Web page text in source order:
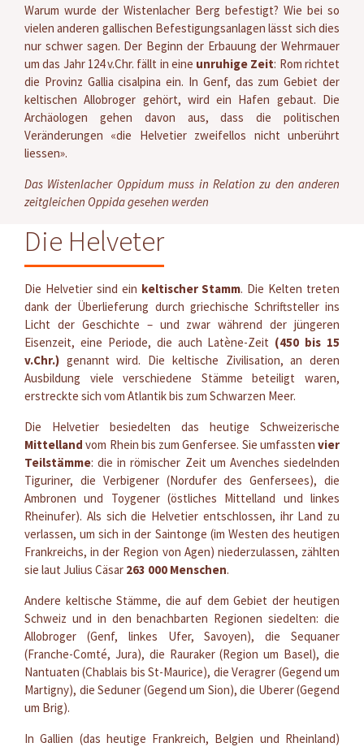
Warum wurde der Wistenlacher Berg befestigt? Wie bei so
vielen anderen gallischen Befestigungsanlagen lässt sich dies
nur schwer sagen. Der Beginn der Erbauung der Wehrmauer
um das Jahr 124 v.Chr. fällt in eine unruhige Zeit: Rom richtet
die Provinz Gallia cisalpina ein. In Genf, das zum Gebiet der
keltischen Allobroger gehört, wird ein Hafen gebaut. Die
Archäologen gehen davon aus, dass die politischen
Veränderungen «die Helvetier zweifellos nicht unberührt
liessen».
Das Wistenlacher Oppidum muss in Relation zu den anderen
zeitgleichen Oppida gesehen werden
Die Helveter
Die Helvetier sind ein keltischer Stamm. Die Kelten treten
dank der Überlieferung durch griechische Schriftsteller ins
Licht der Geschichte – und zwar während der jüngeren
Eisenzeit, eine Periode, die auch Latène-Zeit (450 bis 15
v.Chr.) genannt wird. Die keltische Zivilisation, an deren
Ausbildung viele verschiedene Stämme beteiligt waren,
erstreckte sich vom Atlantik bis zum Schwarzen Meer.
Die Helvetier besiedelten das heutige Schweizerische
Mittelland vom Rhein bis zum Genfersee. Sie umfassten vier
Teilstämme: die in römischer Zeit um Avenches siedelnden
Tiguriner, die Verbigener (Nordufer des Genfersees), die
Ambronen und Toygener (östliches Mittelland und linkes
Rheinufer). Als sich die Helvetier entschlossen, ihr Land zu
verlassen, um sich in der Saintonge (im Westen des heutigen
Frankreichs, in der Region von Agen) niederzulassen, zählten
sie laut Julius Cäsar 263 000 Menschen.
Andere keltische Stämme, die auf dem Gebiet der heutigen
Schweiz und in den benachbarten Regionen siedelten: die
Allobroger (Genf, linkes Ufer, Savoyen), die Sequaner
(Franche-Comté, Jura), die Rauraker (Region um Basel), die
Nantuaten (Chablais bis St-Maurice), die Veragrer (Gegend um
Martigny), die Seduner (Gegend um Sion), die Uberer (Gegend
um Brig).
In Gallien (das heutige Frankreich, Belgien und Rheinland)